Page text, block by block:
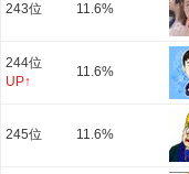
243位 11.6%
244位
UP↑
11.6%
245位 11.6%